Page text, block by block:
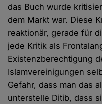
das Buch wurde
dem Markt war. Diese
reaktionär, gerade für
jede Kritik als
Existenzberechtigung
Islamvereinigungen
Gefahr, dass man das
unterstelle Ditib, dass